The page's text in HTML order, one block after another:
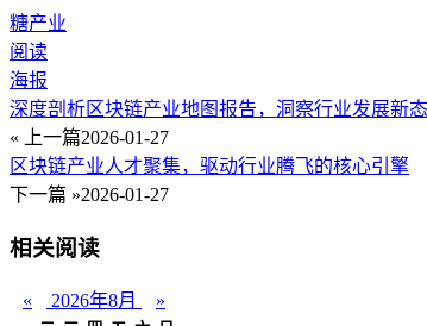
糖产业
阅读
海报
深度剖析区块链产业地图报告，洞察行业发展新
« 上一篇2026-01-27
区块链产业人才聚集，驱动行业腾飞的核心引擎
下一篇 »2026-01-27
相关阅读
« 2026年8月 »